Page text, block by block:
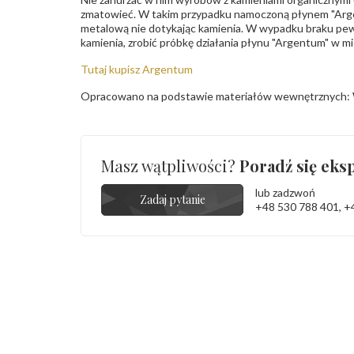
zmatowieć. W takim przypadku namoczoną płynem
metalową nie dotykając kamienia. W wypadku braku
kamienia, zrobić próbkę działania płynu "Argentum" w
Tutaj kupisz Argentum
Opracowano na podstawie materiałów wewnętrznych:
Masz wątpliwości? Poradź się
Zadaj pytanie
lub zadzwoń
+48 530 788 401,